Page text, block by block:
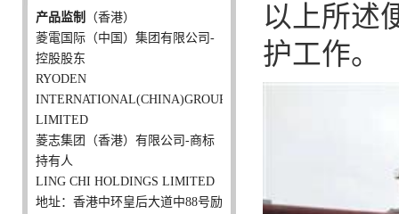
产品监制
（香港）
菱電国际（中国）集团有限公司-
控股股东
RYODEN
INTERNATIONAL(CHINA)GROUP
LIMITED
菱志集团（香港）有限公司-商标
持有人
LING CHI HOLDINGS LIMITED
地址：香港中环皇后大道中88号励
以上所述
护工作。